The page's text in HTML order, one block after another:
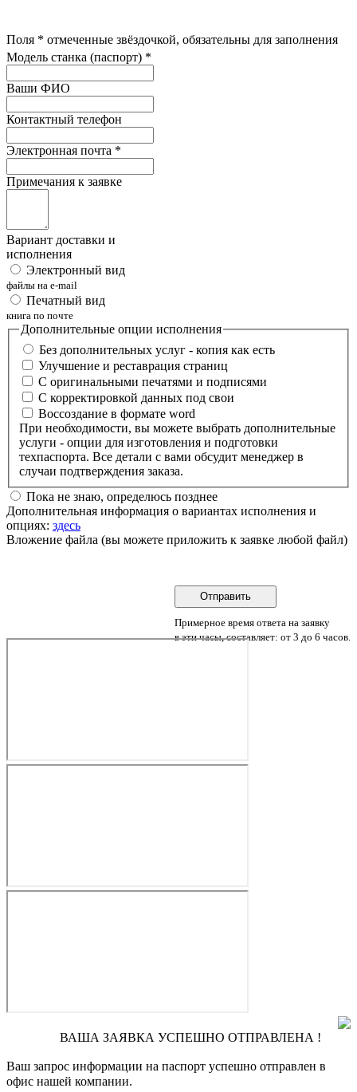
Поля * отмеченные звёздочкой, обязательны для заполнения
Модель станка (паспорт) *
Ваши ФИО
Контактный телефон
Электронная почта *
Примечания к заявке
Вариант доставки и
исполнения
Электронный вид
файлы на e-mail
Печатный вид
книга по почте
Дополнительные опции исполнения
Без дополнительных услуг - копия как есть
Улучшение и реставрация страниц
С оригинальными печатями и подписями
С корректировкой данных под свои
Воссоздание в формате word
При необходимости, вы можете выбрать дополнительные
услуги - опции для изготовления и подготовки
техпаспорта. Все детали с вами обсудит менеджер в
случаи подтверждения заказа.
Пока не знаю, определюсь позднее
Дополнительная информация о вариантах исполнения и
опциях: здесь
Вложение файла (вы можете приложить к заявке любой файл)
Примерное время ответа на заявку
в эти часы, составляет: от 3 до 6 часов.
ВАША ЗАЯВКА УСПЕШНО ОТПРАВЛЕНА !
Ваш запрос информации на паспорт успешно отправлен в
офис нашей компании.